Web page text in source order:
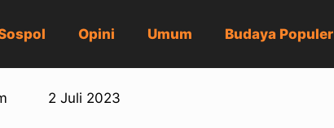
Opini Umum Budaya Populer
2 Juli 2023